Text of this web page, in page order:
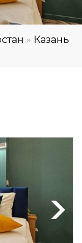
» Казань
Next